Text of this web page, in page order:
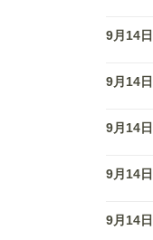
9月14日
9月14日
9月14日
9月14日
9月14日